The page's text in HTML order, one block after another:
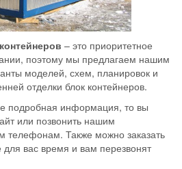
– это приоритетное
поэтому мы предлагаем нашим
моделей, схем, планировок и
отделки блок контейнеров.
подробная информация, то вы
или позвонить нашим
телефонам. Также можно заказать
для вас время и вам перезвонят